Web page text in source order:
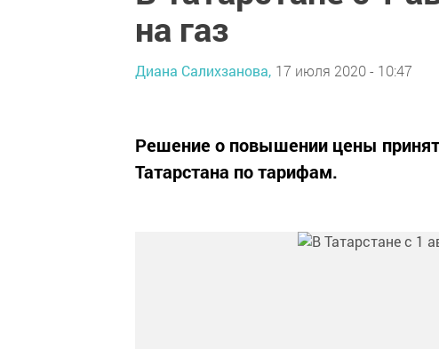
на газ
Диана Салихзанова, 17 июля 2020 - 10:47
Решение о повышении цены
Татарстана по тарифам.